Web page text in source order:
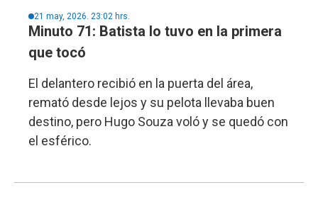
21 may, 2026. 23:02 hrs.
Minuto 71: Batista lo tuvo en la primera
que tocó
El delantero recibió en la puerta del área,
remató desde lejos y su pelota llevaba buen
destino, pero Hugo Souza voló y se quedó con
el esférico.